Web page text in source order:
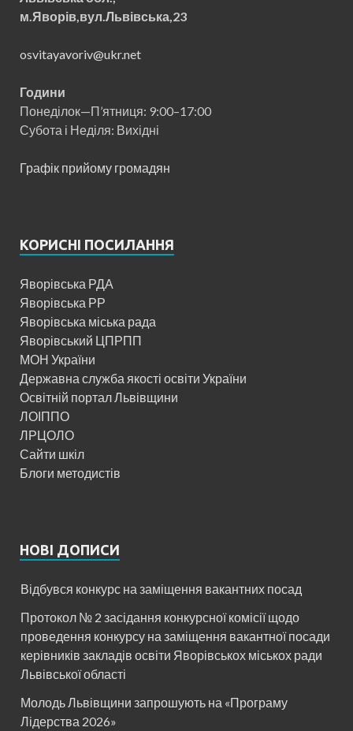
м.Яворів,вул.Львівська,23
osvitayavoriv@ukr.net
Години
Понеділок—П’ятниця: 9:00–17:00
Субота і Неділя: Вихідні
Графік прийому громадян
КОРИСНІ ПОСИЛАННЯ
Яворівська РДА
Яворівська РР
Яворівська міська рада
Яворівський ЦПРПП
МОН України
Державна служба якості освіти України
Освітній портал Львівщини
ЛОІППО
ЛРЦОЛО
Сайти шкіл
Блоги методистів
НОВІ ДОПИСИ
Відбувся конкурс на заміщення вакантних посад
Протокол № 2 засідання конкурсної комісії щодо
проведення конкурсу на заміщення вакантної посади
керівників закладів освіти Яворівськох міськох ради
Львівської області
Молодь Львівщини запрошують на «Програму
Лідерства 2026»